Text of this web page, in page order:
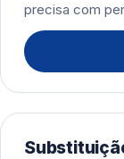
precisa com